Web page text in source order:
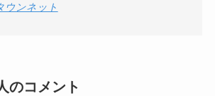
ウンネット
のコメント